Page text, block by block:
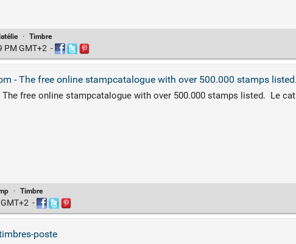
· Timbre
PM GMT+2 -
- The free online stampcatalogue with over 500.000 stamps listed.
free online stampcatalogue with over 500.000 stamps listed. Le
· Timbre
-
poste